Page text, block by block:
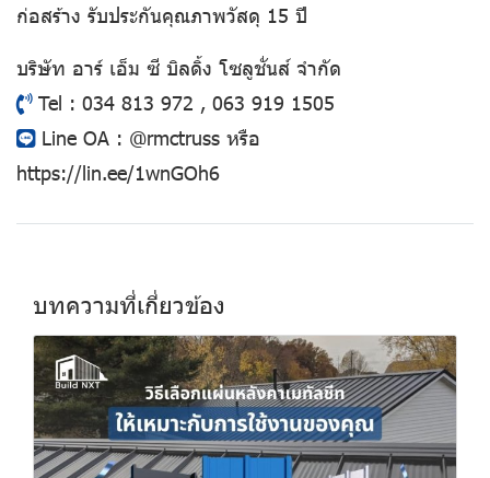
ก่อสร้าง รับประกันคุณภาพวัสดุ 15 ปี
บริษัท อาร์ เอ็ม ซี บิลดิ้ง โซลูชั่นส์ จำกัด
Tel : 034 813 972 , 063 919 1505
Line OA : @rmctruss หรือ
https://lin.ee/1wnGOh6
บทความที่เกี่ยวข้อง